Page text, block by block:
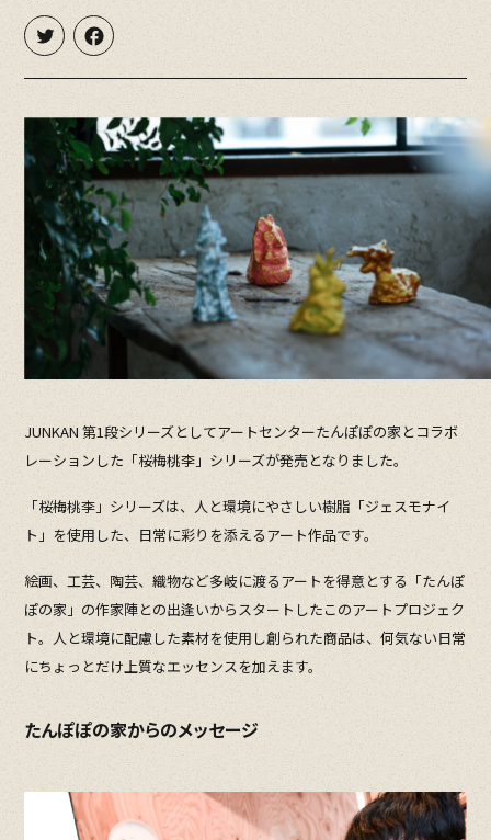
JUNKAN 第1段シリーズとしてアートセンターたんぽぽの家とコラボ
レーションした「桜梅桃李」シリーズが発売となりました。
「桜梅桃李」シリーズは、人と環境にやさしい樹脂「ジェスモナイ
ト」を使用した、日常に彩りを添えるアート作品です。
絵画、工芸、陶芸、織物など多岐に渡るアートを得意とする「たんぽ
ぽの家」の作家陣との出逢いからスタートしたこのアートプロジェク
ト。人と環境に配慮した素材を使用し創られた商品は、何気ない日常
にちょっとだけ上質なエッセンスを加えます。
たんぽぽの家からのメッセージ